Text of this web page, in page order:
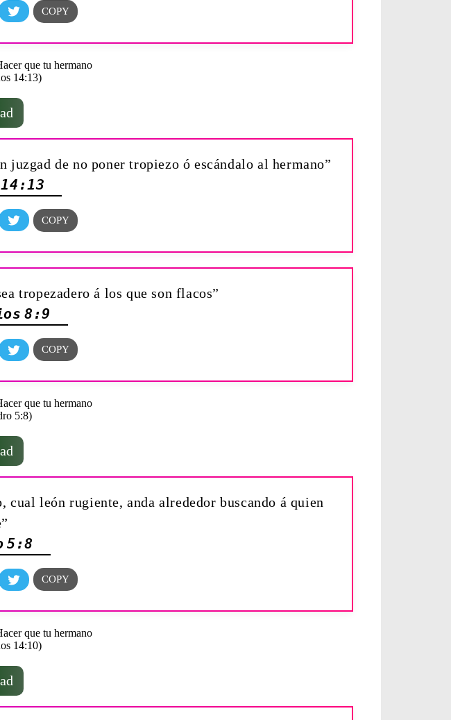
de no poner tropiezo ó escándalo al hermano”
14:13
tropezadero á los que son flacos”
8:9
león rugiente, anda alrededor buscando á quien
5:8